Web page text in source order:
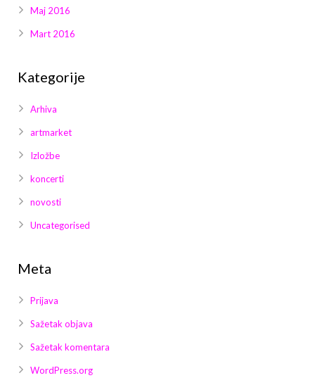
Maj 2016
Mart 2016
Kategorije
Arhiva
artmarket
Izložbe
koncerti
novosti
Uncategorised
Meta
Prijava
Sažetak objava
Sažetak komentara
WordPress.org